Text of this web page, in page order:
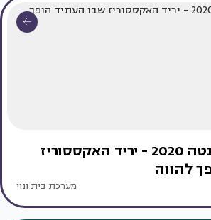
תערוכת אמביינטה 2020 - יריד האקססוריז
להווה
מערכת בית ונוי